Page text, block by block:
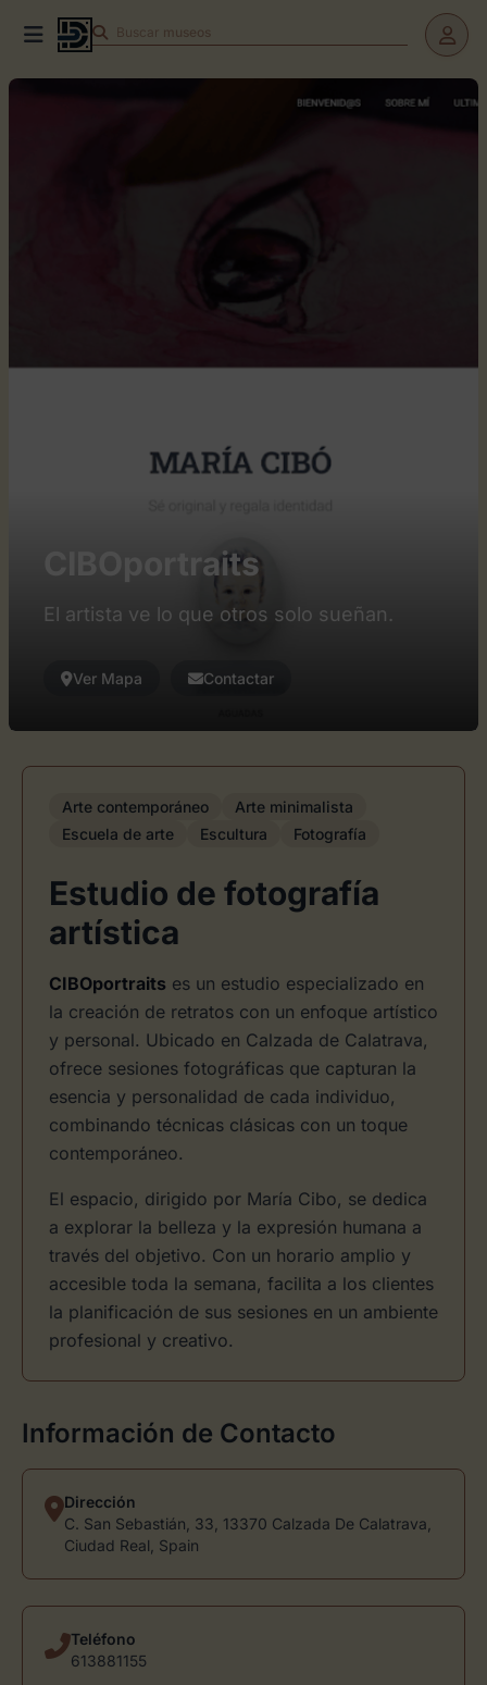
Buscar teatros
CIBOportraits
El artista ve lo que otros solo sueñan.
Ver Mapa Contactar
Arte contemporáneo
Arte minimalista
Escuela de arte
Escultura Fotografía
Estudio de fotografía
artística
CIBOportraits es un estudio especializado en
la creación de retratos con un enfoque artístico
y personal. Ubicado en Calzada de Calatrava,
ofrece sesiones fotográficas que capturan la
esencia y personalidad de cada individuo,
combinando técnicas clásicas con un toque
contemporáneo.
El espacio, dirigido por María Cibo, se dedica
a explorar la belleza y la expresión humana a
través del objetivo. Con un horario amplio y
accesible toda la semana, facilita a los clientes
la planificación de sus sesiones en un ambiente
profesional y creativo.
Información de Contacto
Dirección
C. San Sebastián, 33, 13370 Calzada De Calatrava,
Ciudad Real, Spain
Teléfono
613881155